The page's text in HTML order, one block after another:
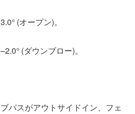
3.0° (オープン)。
–2.0° (ダウンブロー)。
ブパスがアウ トサイ ドイ ン、 フェ